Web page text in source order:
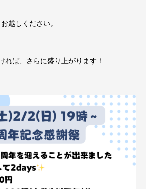
越しください。
れば、さらに盛り上がります！